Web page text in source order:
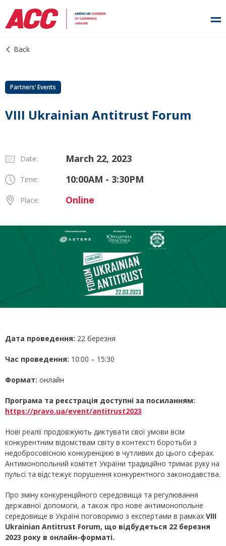
Back
Partners’ Events
VIII Ukrainian Antitrust Forum
Date: March 22, 2023
Time: 10:00AM - 3:30PM
Place: Online
Дата проведення: 22 березня
Час проведення: 10:00 – 15:30
Формат: онлайн
Програма та реєстрація доступні за посиланням:
https://pravo.ua/event/antitrust2023
Нові реалії продовжують диктувати свої умови всім
конкурентним відомствам світу в контексті боротьби з
недобросовісною конкуренцією в чутливих до цього сферах.
Антимонопольний комітет України традиційно тримає руку на
пульсі та відстежує порушення конкурентного законодавства.
Про зміну конкуренційного середовища та регулювання
державної допомоги, а також про нове антимонопольне
середовище в Україні поговоримо з експертами в рамках VIII
Ukrainian Antitrust Forum, що відбудеться 22 березня
2023 року в онлайн-форматі.